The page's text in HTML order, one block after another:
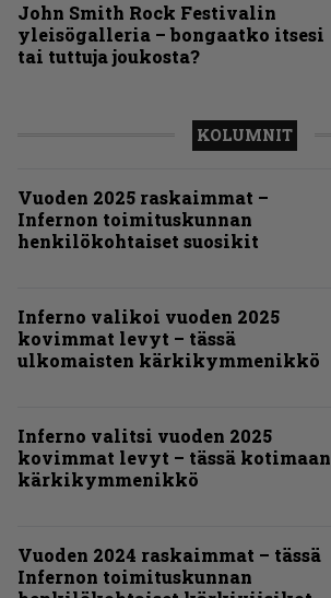
John Smith Rock Festivalin
yleisögalleria – bongaatko itsesi
tai tuttuja joukosta?
KOLUMNIT
Vuoden 2025 raskaimmat –
Infernon toimituskunnan
henkilökohtaiset suosikit
Inferno valikoi vuoden 2025
kovimmat levyt – tässä
ulkomaisten kärkikymmenikkö
Inferno valitsi vuoden 2025
kovimmat levyt – tässä kotimaan
kärkikymmenikkö
Vuoden 2024 raskaimmat – tässä
Infernon toimituskunnan